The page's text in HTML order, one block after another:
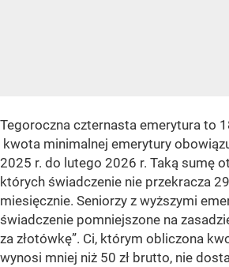
Tegoroczna czternasta emerytura to
kwota minimalnej emerytury
2025 r. do lutego 2026 r. Taką sumę
których świadczenie nie przekracza
miesięcznie. Seniorzy z wyższymi
świadczenie pomniejszone na
za złotówkę”. Ci, którym obliczona
wynosi mniej niż 50 zł brutto, nie